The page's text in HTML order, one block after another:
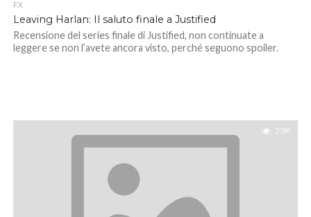
FX
Leaving Harlan: Il saluto finale a Justified
Recensione del series finale di Justified, non continuate a
leggere se non l’avete ancora visto, perché seguono spoiler.
2.9K